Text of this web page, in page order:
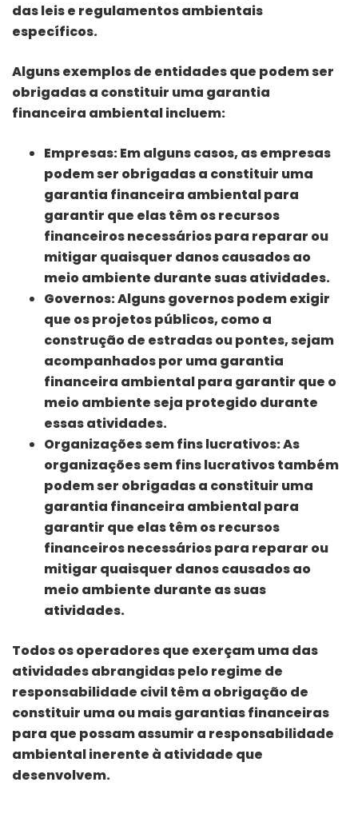
das leis e regulamentos ambientais
específicos.
Alguns exemplos de entidades que podem ser
obrigadas a constituir uma garantia
financeira ambiental incluem:
Empresas:Em alguns casos, as empresas
podem ser obrigadas a constituir uma
garantia financeira ambiental para
garantir que elas têm os recursos
financeiros necessários para reparar ou
mitigar quaisquer danos causados ao
meio ambiente durante suas atividades.
Governos:Alguns governos podem exigir
que os projetos públicos, como a
construção de estradas ou pontes, sejam
acompanhados por uma garantia
financeira ambiental para garantir que o
meio ambiente seja protegido durante
essas atividades.
Organizações sem fins lucrativos:As
organizações sem fins lucrativos também
podem ser obrigadas a constituir uma
garantia financeira ambiental para
garantir que elas têm os recursos
financeiros necessários para reparar ou
mitigar quaisquer danos causados ao
meio ambiente durante as suas
atividades.
Todos os operadores que exerçam uma das
atividades abrangidas pelo regime de
responsabilidade civil têm a obrigação de
constituir uma ou mais garantias financeiras
para que possam assumir a responsabilidade
ambiental inerente à atividade que
desenvolvem.